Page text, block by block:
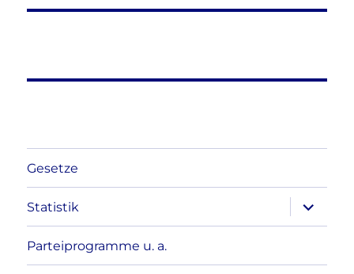
Gesetze
Statistik
anzeigen
Parteiprogramme u. a.